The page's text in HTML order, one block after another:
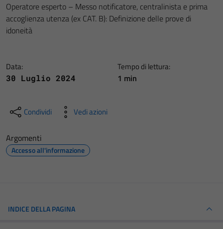
Operatore esperto – Messo notificatore, centralinista e prima
accoglienza utenza (ex CAT. B): Definizione delle prove di
idoneità
Data:
30 Luglio 2024
Tempo di lettura:
1 min
Condividi Vedi azioni
Argomenti
Accesso all'informazione
INDICE DELLA PAGINA